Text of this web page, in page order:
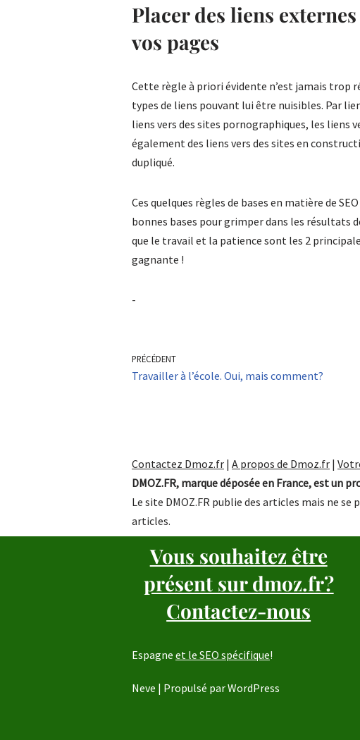
Placer des liens
vos pages
Cette règle à priori évidente n’est jamais trop
types de liens pouvant lui être nuisibles. Par
liens vers des sites pornographiques, les liens
également des liens vers des sites en
dupliqué.
Ces quelques règles de bases en matière de
bonnes bases pour grimper dans les résultats
que le travail et la patience sont les 2
gagnante !
-
PRÉCÉDENT
Travailler à l’école. Oui, mais comment?
Contactez Dmoz.fr | A propos de Dmoz.fr |
DMOZ.FR, marque déposée en France, est un
Le site DMOZ.FR publie des articles mais ne
articles.
Vous souhaitez être
présent sur dmoz.fr?
Contactez-nous
Espagne et le SEO spécifique!
Neve | Propulsé parWordPress